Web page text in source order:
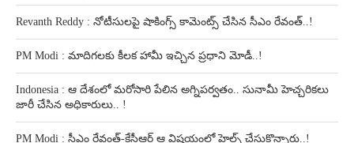
Revanth Reddy : నోటీసులపై షాకింగ్స్ కామెంట్స్ చేసిన సీఎం రేవంత్..!
PM Modi : మాదిగలకు కీలక హామీ ఇచ్చిన ప్రధాని మోడీ..!
Indonesia : ఆ దేశంలో మరోసారి పేలిన అగ్నిపర్వతం.. సునామీ హెచ్చరికలు
జారీ చేసిన అధికారులు.. !
PM Modi : సీఎం రేవంత్-కేసీఆర్ ఆ విషయంలో హెల్ప్ చేసుకొన్నారు..!